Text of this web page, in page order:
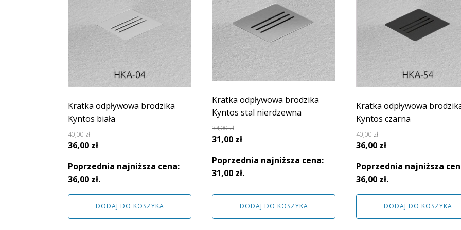
Kratka odpływowa brodzika
Kyntos biała
40,00zł
Pierwotna
wynosiła:
40,00 zł.
36,00 złAktualna
wynosi:
36,00 zł.
Poprzednia najniższa cena:
36,00 zł.
DODAJ DO KOSZYKA
Kratka odpływowa brodzika
Kyntos stal nierdzewna
34,00zł
Pierwotna
wynosiła:
34,00 zł.
31,00 złAktualna
wynosi:
31,00 zł.
Poprzednia najniższa cena:
31,00 zł.
DODAJ DO KOSZYKA
Kratka odpływowa
Kyntos czarna
40,00zł
Pierwotna
wynosiła:
40,00 zł.
36,00 złAktualna
wynosi:
36,00 zł.
Poprzednia najniższa
36,00 zł.
DODAJ DO KOSZYKA